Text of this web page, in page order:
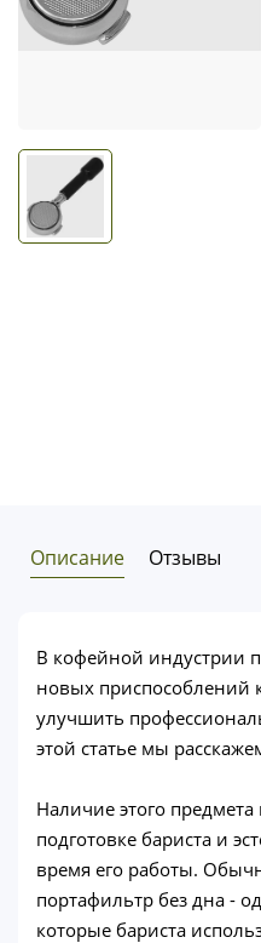
Описание Отзывы
В кофейной индустрии
новых приспособлений
улучшить
этой статье мы
Наличие этого
подготовке бариста и
время его работы.
портафильтр без дна -
которые бариста